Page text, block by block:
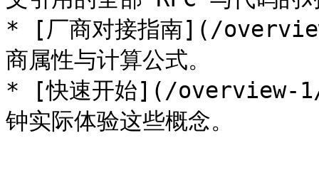
* [厂商对接指南](/
商属性与计算公式。
* [快速开始](/overview-